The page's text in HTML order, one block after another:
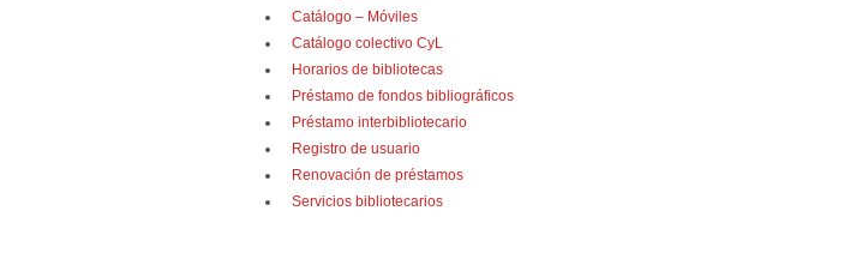
Catálogo – Móviles
Catálogo colectivo CyL
Horarios de bibliotecas
Préstamo de fondos bibliográficos
Préstamo interbibliotecario
Registro de usuario
Renovación de préstamos
Servicios bibliotecarios